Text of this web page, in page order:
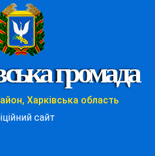
громада
Харківська область
сайт